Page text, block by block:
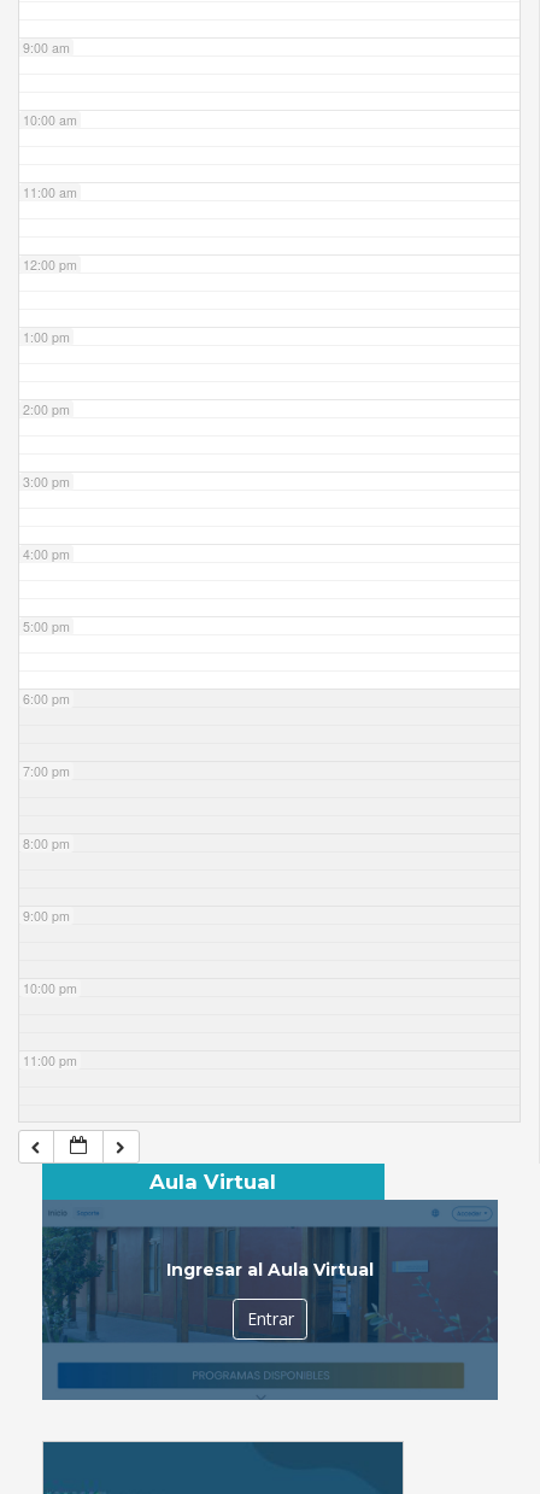
9:00 am
10:00 am
11:00 am
12:00 pm
1:00 pm
2:00 pm
3:00 pm
4:00 pm
5:00 pm
6:00 pm
7:00 pm
8:00 pm
9:00 pm
10:00 pm
11:00 pm
Aula Virtual
Ingresar al Aula Virtual
Entrar